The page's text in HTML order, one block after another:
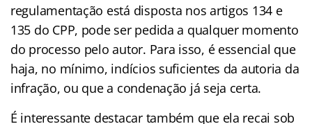
regulamentação está disposta nos artigos 134 e
135 do CPP, pode ser pedida a qualquer momento
do processo pelo autor. Para isso, é essencial que
haja, no mínimo, indícios suficientes da autoria da
infração, ou que a condenação já seja certa.
É interessante destacar também que ela recai sob